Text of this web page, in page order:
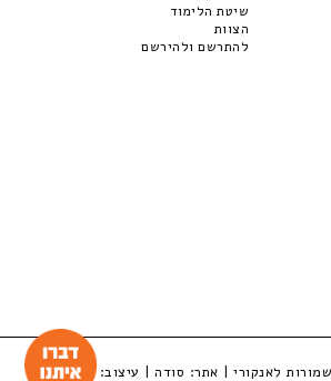
שיטת הלימוד
הצוות
להתרשם ולהירשם
לאנקורי | אתר: סודה| עיצוב:LuckyBox